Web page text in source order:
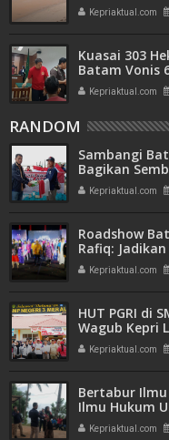
Amdal
Kepriaktual.com
Kuasai 303
Batam Vonis
Kepriaktual.com
RANDOM
Sambangi
Bagikan
Kepriaktual.com
Roadshow
Rafiq:
Anak-anak
Kepriaktual.com
HUT PGRI di
Wagub Kepri
Kepriaktual.com
Bertabur
Ilmu Hukum
Batam
Kepriaktual.com